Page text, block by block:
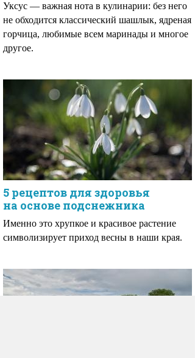
Уксус — важная нота в кулинарии: без него
не обходится классический шашлык, ядреная
горчица, любимые всем маринады и многое
другое.
5 рецептов для здоровья
на основе подснежника
Именно это хрупкое и красивое растение
символизирует приход весны в наши края.